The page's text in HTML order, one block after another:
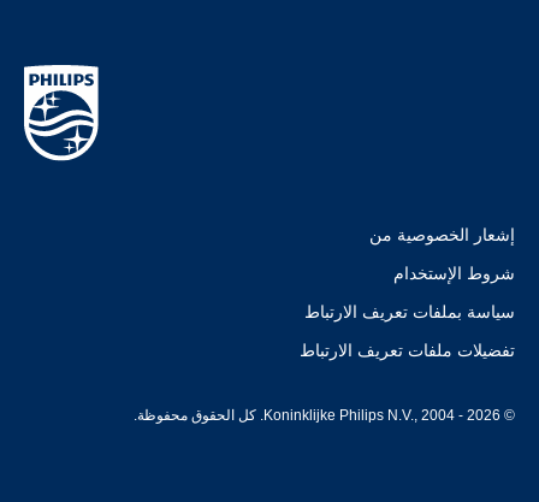
إشعار الخصوصية من
شروط الإستخدام
سياسة بملفات تعريف الارتباط
تفضيلات ملفات تعريف الارتباط
© Koninklijke Philips N.V., 2004 - 2026. كل الحقوق محفوظة.